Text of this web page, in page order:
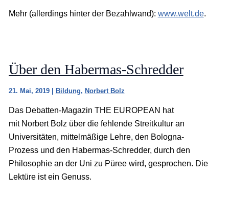
Mehr (allerdings hinter der Bezahlwand): www.welt.de.
Über den Habermas-Schredder
21. Mai, 2019 Bildung, Norbert Bolz
Das Debatten-Magazin THE EUROPEAN hat
mit Norbert Bolz über die fehlende Streitkultur an
Universitäten, mittelmäßige Lehre, den Bologna-
Prozess und den Habermas-Schredder, durch den
Philosophie an der Uni zu Püree wird, gesprochen. Die
Lektüre ist ein Genuss.